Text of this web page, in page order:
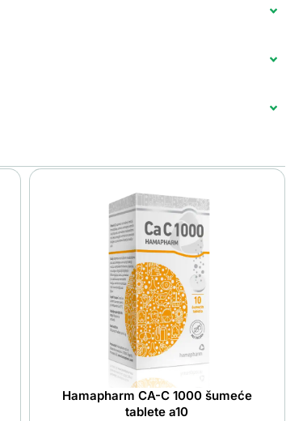
Hamapharm CA-C 1000 šumeće
tablete a10